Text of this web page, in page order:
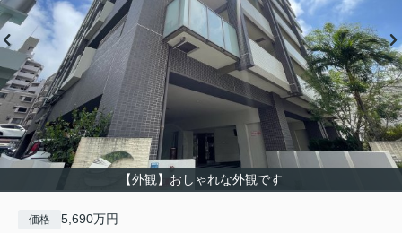
【外観】おしゃれな外観です
価格 5,690万円